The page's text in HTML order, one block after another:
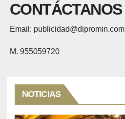
CONTÁCTANOS
Email: publicidad@dipromin.com
M. 955059720
NOTICIAS